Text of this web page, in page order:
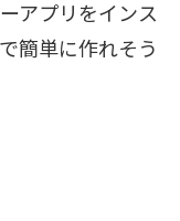
アプリをインス
簡単に作れそう